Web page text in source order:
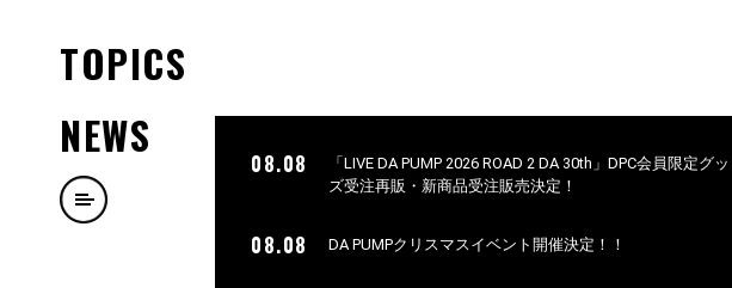
TOPICS
NEWS
08.08
「LIVE DA PUMP 2026 ROAD 2 DA 30th」DPC会員限定グッ
ズ受注再販・新商品受注販売決定！
08.08 DA PUMPクリスマスイベント開催決定！！